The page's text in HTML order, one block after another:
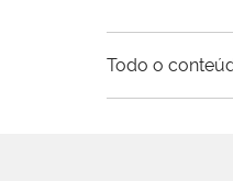
Todo o